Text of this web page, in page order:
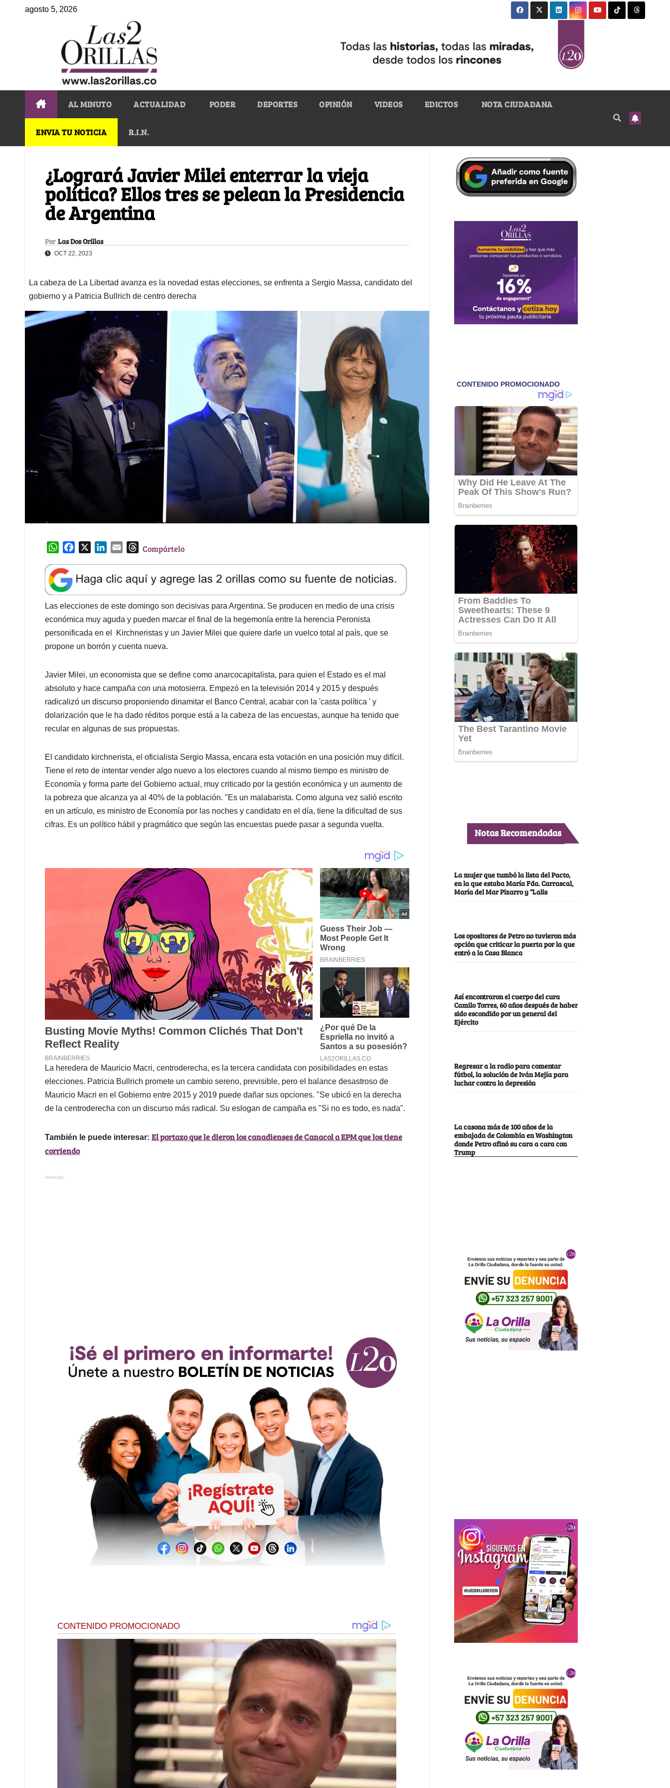
agosto 5, 2026
AL MINUTO ACTUALIDAD PODER DEPORTES OPINIÓN VIDEOS EDICTOS NOTA CIUDADANA
ENVIA TU NOTICIA R.I.N.
¿Logrará Javier Milei enterrar la vieja
política? Ellos tres se pelean la Presidencia
de Argentina
Por Las Dos Orillas
OCT 22, 2023
La cabeza de La Libertad avanza es la novedad estas elecciones, se enfrenta a Sergio Massa, candidato del
gobierno y a Patricia Bullrich de centro derecha
W
a
t
s
A
p
p
e
b
o
o
k
k
e
d
I
n
l
T
e
a
d
s
Compártelo
Las elecciones de este domingo son decisivas para Argentina. Se producen en medio de una crisis
económica muy aguda y pueden marcar el final de la hegemonía entre la herencia Peronista
personificada en el Kirchneristas y un Javier Milei que quiere darle un vuelco total al país, que se
propone un borrón y cuenta nueva.
Javier Milei, un economista que se define como anarcocapitalista, para quien el Estado es el mal
absoluto y hace campaña con una motosierra. Empezó en la televisión 2014 y 2015 y después
radicalizó un discurso proponiendo dinamitar el Banco Central, acabar con la 'casta política ' y
dolarización que le ha dado réditos porque está a la cabeza de las encuestas, aunque ha tenido que
recular en algunas de sus propuestas.
El candidato kirchnerista, el oficialista Sergio Massa, encara esta votación en una posición muy difícil.
Tiene el reto de intentar vender algo nuevo a los electores cuando al mismo tiempo es ministro de
Economía y forma parte del Gobierno actual, muy criticado por la gestión económica y un aumento de
la pobreza que alcanza ya al 40% de la población. "Es un malabarista. Como alguna vez salió escrito
en un artículo, es ministro de Economía por las noches y candidato en el día, tiene la dificultad de sus
cifras. Es un político hábil y pragmático que según las encuestas puede pasar a segunda vuelta.
La heredera de Mauricio Macri, centroderecha, es la tercera candidata con posibilidades en estas
elecciones. Patricia Bullrich promete un cambio sereno, previsible, pero el balance desastroso de
Mauricio Macri en el Gobierno entre 2015 y 2019 puede dañar sus opciones. "Se ubicó en la derecha
de la centroderecha con un discurso más radical. Su eslogan de campaña es "Si no es todo, es nada".
También le puede interesar: El portazo que le dieron los canadienses de Canacol a EPM que los tiene
corriendo
Anuncios.
Notas Recomendadas
La mujer que tumbó la lista del Pacto,
en la que estaba María Fda. Carrascal,
María del Mar Pizarro y “Lalis
Los opositores de Petro no tuvieron más
opción que criticar la puerta por la que
entró a la Casa Blanca
Así encontraron el cuerpo del cura
Camilo Torres, 60 años después de haber
sido escondido por un general del
Ejército
Regresar a la radio para comentar
fútbol, la solución de Iván Mejía para
luchar contra la depresión
La casona más de 100 años de la
embajada de Colombia en Washington
donde Petro afinó su cara a cara con
Trump